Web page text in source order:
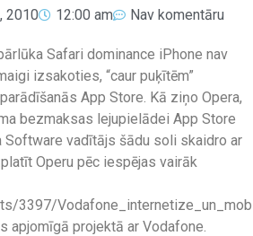
2010 12:00 am Nav komentāru
Safari dominance iPhone nav
izsakoties, “caur puķītēm”
App Store. Kā ziņo Opera,
bezmaksas lejupielādei App Store
Software vadītājs šādu soli skaidro ar
Operu pēc iespējas vairāk
3397/
apjomīgā projektā ar Vodafone.